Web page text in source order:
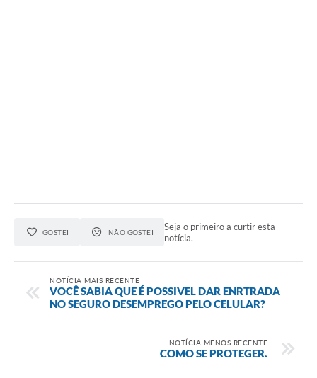
GOSTEI NÃO GOSTEI
Seja o primeiro a curtir esta
notícia.
NOTÍCIA MAIS RECENTE
VOCÊ SABIA QUE É POSSIVEL DAR ENRTRADA
NO SEGURO DESEMPREGO PELO CELULAR?
NOTÍCIA MENOS RECENTE
COMO SE PROTEGER.